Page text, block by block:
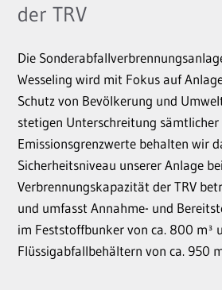
der TRV
Die
Wesseling wird mit Fokus auf
Schutz von Bevölkerung und
stetigen Unterschreitung sämtlicher
Emissionsgrenzwerte behalten wir
Sicherheitsniveau unserer Anlage
Verbrennungskapazität der TRV
und umfasst Annahme- und
im Feststoffbunker von ca. 800 m³
Flüssigabfallbehältern von ca. 950